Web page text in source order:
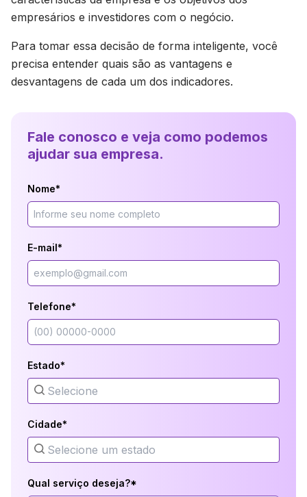
empresários e investidores com o negócio.
Para tomar essa decisão de forma inteligente, você
precisa entender quais são as vantagens e
desvantagens de cada um dos indicadores.
Fale conosco e veja como podemos
ajudar sua empresa.
Nome*
E-mail*
Telefone*
Estado*
Cidade*
Qual serviço deseja?*